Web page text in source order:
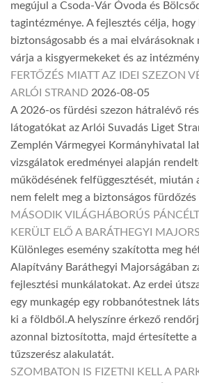
megújul a Csoda-Vár Óvoda és
tagintézménye. A fejlesztés célja, hogy
biztonságosabb és a mai
várja a kisgyermekeket és az
FERTŐZÉS MIATT AZ IDEI SZEZON
ARLÓI STRAND 2026-08-05
A 2026-os fürdési szezon hátralévő
látogatókat az Arlói Suvadás Liget
Zemplén Vármegyei Kormányhivatal
vizsgálatok eredményei alapján
működésének felfüggesztését, miután
nem felelt meg a biztonságos
MÁSODIK VILÁGHÁBORÚS
KERÜLT ELŐ A BARÁTHEGYI
Különleges esemény szakította meg
Alapítvány Baráthegyi Majorságában
fejlesztési munkálatokat. Az erdei
egy munkagép egy robbanótestnek
ki a földből.A helyszínre érkező
azonnal biztosította, majd értesítette
tűzszerész alakulatát.
SZOMBATON IS FIZETNI KELL A